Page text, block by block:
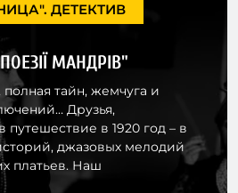
ДЕТЕКТИВ
МАНДРІВ"
тайн, жемчуга и
Друзья,
в 1920 год – в
джазовых мелодий
платьев. Наш